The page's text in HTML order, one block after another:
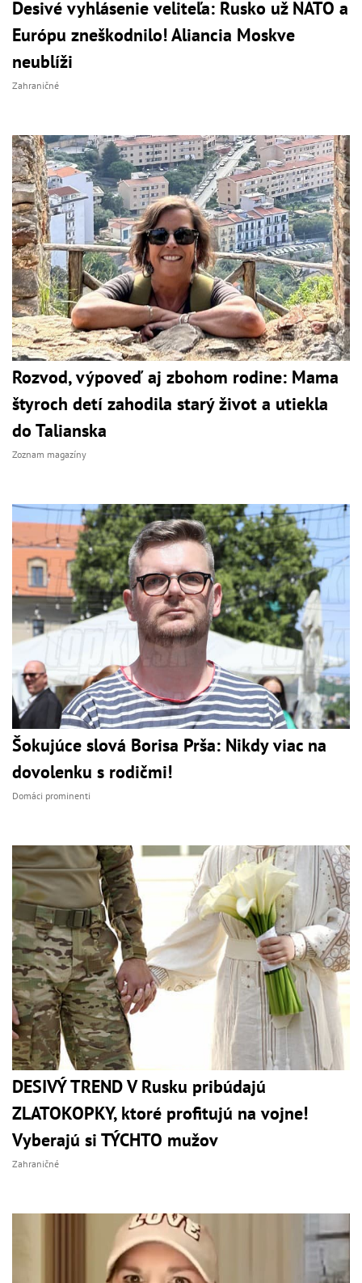
Desivé vyhlásenie veliteľa: Rusko už NATO a
Európu zneškodnilo! Aliancia Moskve
neublíži
Zahraničné
Rozvod, výpoveď aj zbohom rodine: Mama
štyroch detí zahodila starý život a utiekla
do Talianska
Zoznam magazíny
Šokujúce slová Borisa Prša: Nikdy viac na
dovolenku s rodičmi!
Domáci prominenti
DESIVÝ TREND V Rusku pribúdajú
ZLATOKOPKY, ktoré profitujú na vojne!
Vyberajú si TÝCHTO mužov
Zahraničné